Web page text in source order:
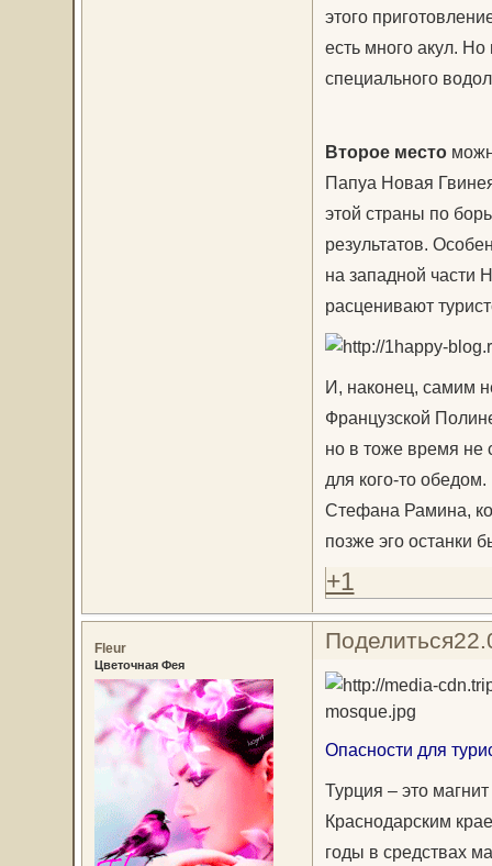
этого
есть много акул.
специального
Второе место
Папуа Новая
этой страны по
результатов.
на западной части
расценивают
И, наконец, самим
Французской
но в тоже время не
для кого-то
Стефана Рамина,
позже эго останки
+1
Поделиться
Fleur
Цветочная Фея
Опасности для
Турция – это
Краснодарским
годы в средствах